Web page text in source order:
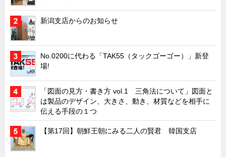
ズバッとお悩み解決 テクニカル Q and A
瀧源点回帰
光る技術！未来へのモノづくり
ちょっとユニークなお客様
ビジサスニュース
ECOLOGY NEWS SCRAMBLE
わが街わが支店
支店所在地（歴史探訪）
ニッポン再発見
新潟支店からのお知らせ
No.0200に代わる「TAK55（タックゴーゴー）」新登
場!
「図面の見方・書き方 vol.1 三角法について」図面と
は製品のデザイン、大きさ、動き、材質などを相手に
伝える手段の１つ
【第17回】朝鮮王朝にみる二人の賢君 韓国支店